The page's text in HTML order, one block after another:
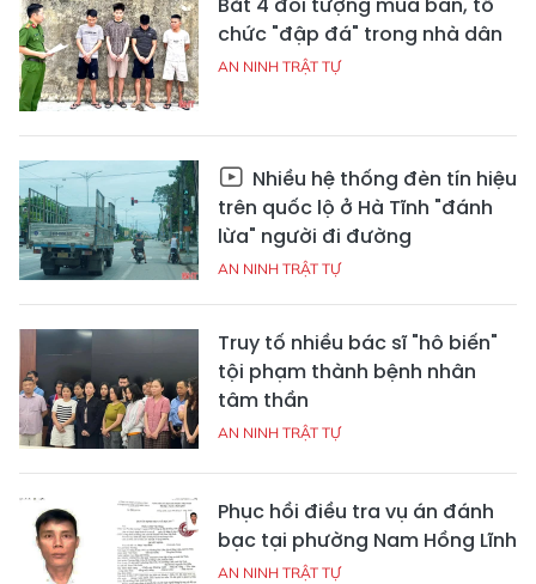
Bắt 4 đối tượng mua bán, tổ
chức "đập đá" trong nhà dân
AN NINH TRẬT TỰ
Nhiều hệ thống đèn tín hiệu
trên quốc lộ ở Hà Tĩnh "đánh
lừa" người đi đường
AN NINH TRẬT TỰ
Truy tố nhiều bác sĩ "hô biến"
tội phạm thành bệnh nhân
tâm thần
AN NINH TRẬT TỰ
Phục hồi điều tra vụ án đánh
bạc tại phường Nam Hồng Lĩnh
AN NINH TRẬT TỰ